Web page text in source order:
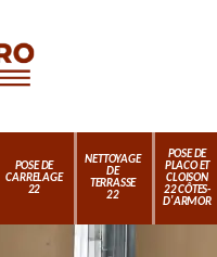
POSE DE
CARRELAGE
22
NETTOYAGE
DE
TERRASSE
22
POSE DE
PLACO ET
CLOISON
22 CÔTES-
D'ARMOR